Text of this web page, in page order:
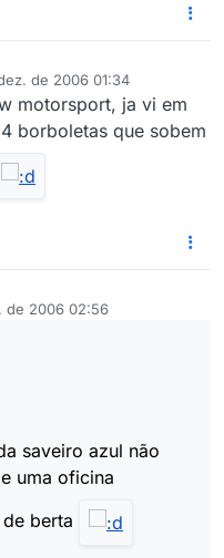
de 2006 01:34
motorsport, ja vi em
borboletas que sobem
de 2006 02:56
saveiro azul não
uma oficina
berta